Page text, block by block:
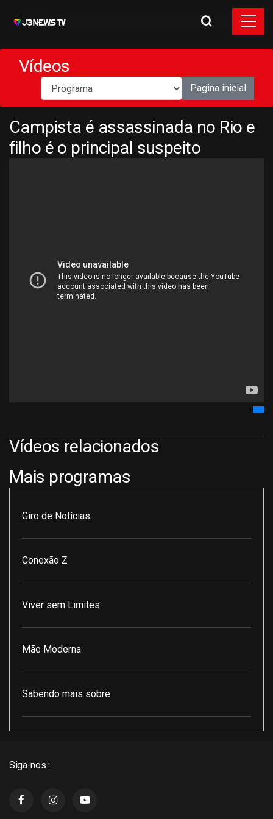
Vídeos
Pagina inicial
Campista é assassinada no Rio e
filho é o principal suspeito
Vídeos relacionados
Mais programas
Giro de Notícias
Conexão Z
Viver sem Limites
Mãe Moderna
Sabendo mais sobre
Siga-nos :